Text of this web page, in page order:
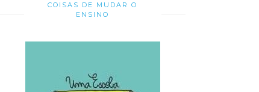
COISAS DE MUDAR O
ENSINO